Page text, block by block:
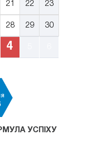
21 22 23
28 29 30
4
УСПІХУ